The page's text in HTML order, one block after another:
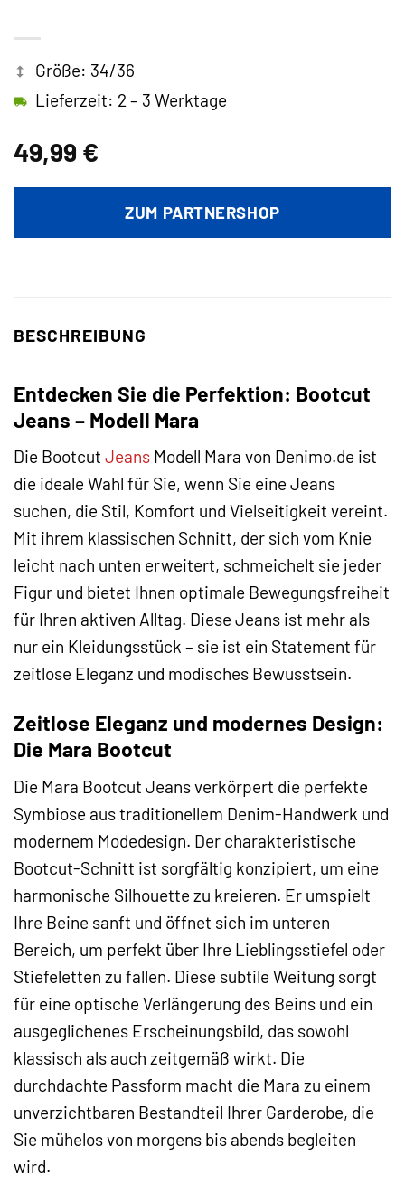
49,99 €
Größe: 34/36
Lieferzeit: 2 – 3 Werktage
ZUM PARTNERSHOP
BESCHREIBUNG
Entdecken Sie die Perfektion: Bootcut
Jeans – Modell Mara
Die Bootcut Jeans Modell Mara von Denimo.de ist
die ideale Wahl für Sie, wenn Sie eine Jeans
suchen, die Stil, Komfort und Vielseitigkeit vereint.
Mit ihrem klassischen Schnitt, der sich vom Knie
leicht nach unten erweitert, schmeichelt sie jeder
Figur und bietet Ihnen optimale Bewegungsfreiheit
für Ihren aktiven Alltag. Diese Jeans ist mehr als
nur ein Kleidungsstück – sie ist ein Statement für
zeitlose Eleganz und modisches Bewusstsein.
Zeitlose Eleganz und modernes Design:
Die Mara Bootcut
Die Mara Bootcut Jeans verkörpert die perfekte
Symbiose aus traditionellem Denim-Handwerk und
modernem Modedesign. Der charakteristische
Bootcut-Schnitt ist sorgfältig konzipiert, um eine
harmonische Silhouette zu kreieren. Er umspielt
Ihre Beine sanft und öffnet sich im unteren
Bereich, um perfekt über Ihre Lieblingsstiefel oder
Stiefeletten zu fallen. Diese subtile Weitung sorgt
für eine optische Verlängerung des Beins und ein
ausgeglichenes Erscheinungsbild, das sowohl
klassisch als auch zeitgemäß wirkt. Die
durchdachte Passform macht die Mara zu einem
unverzichtbaren Bestandteil Ihrer Garderobe, die
Sie mühelos von morgens bis abends begleiten
wird.